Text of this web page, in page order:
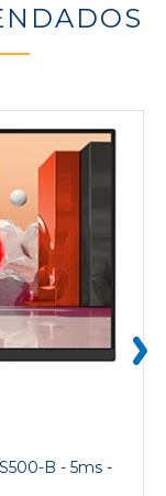
B - 5ms -
›